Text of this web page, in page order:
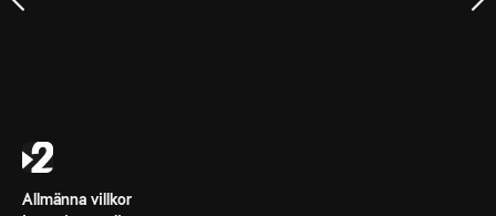
Allmänna villkor